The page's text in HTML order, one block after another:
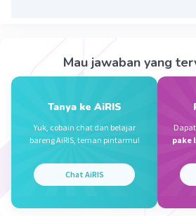
Mau jawaban yang
Tanya ke AiRIS
Yuk, cobain chat dan belajar
bareng AiRIS, teman pintarmu!
Chat AiRIS
pake